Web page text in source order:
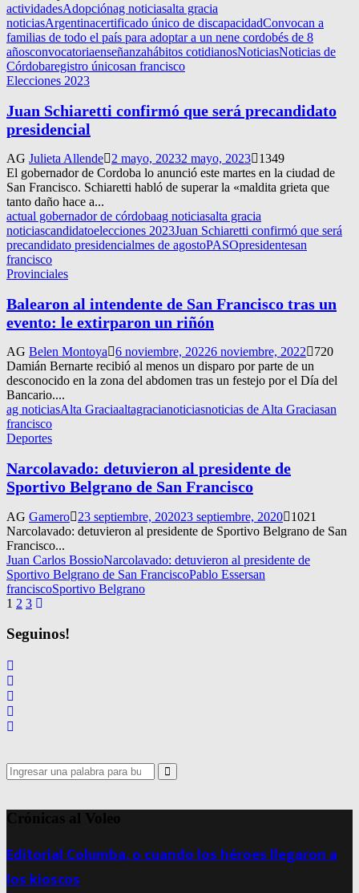
actividadesAdopciónag noticiasalta gracia
noticiasArgentinacertificado único de discapacidadConvocan a
familias de todo el país para adoptar a un nene cordobés de 8
añosconvocatoriaenseñanzahábitos cotidianosNoticiasNoticias de
Córdobaregistro únicosan francisco
Elecciones 2023
Juan Schiaretti confirmó que será precandidato
presidencial
AG Julieta Allende 2 mayo, 20232 mayo, 2023
1349
El gobernador de Cordoba lo anunció este martes en la ciudad de
San Francisco. Schiaretti habló de superar la «maldita grieta que
tanto daño hace a...
actual gobernador de córdobaag noticiasalta gracia
noticiascandidatoelecciones 2023Juan Schiaretti confirmó que será
precandidato presidencialmes de agostoPASOpresidentesan
francisco
Provinciales
Balearon al intendente de San Francisco tras un
evento: le extirparon un riñón
AG Belen Montoya 6 noviembre, 20226 noviembre, 2022
720
Damián Bernarte recibió al menos un disparo por parte de un
desconocido en la zona del abdomen tras un festejo por el Día del
Bancario....
ag noticiasAlta Graciaaltagracianoticiasnoticias de Alta Graciasan
francisco
Deportes
Narcolavado: detuvieron al presidente de
Sportivo Belgrano de San Francisco
AG Gamero 23 septiembre, 202023 septiembre, 2020
1021
Narcolavado: detuvieron al presidente de Sportivo Belgrano de San
Francisco...
Juan Carlos BossioNarcolavado: detuvieron al presidente de
Sportivo Belgrano de San FranciscoPablo Essersan
franciscoSportivo Belgrano
Navegación
de
entradas
1 2 3
Seguinos!
Search
for:
Search
Crónicas al Voleo
Editorial Columba, o cuando los héroes llegaron a
los kioscos